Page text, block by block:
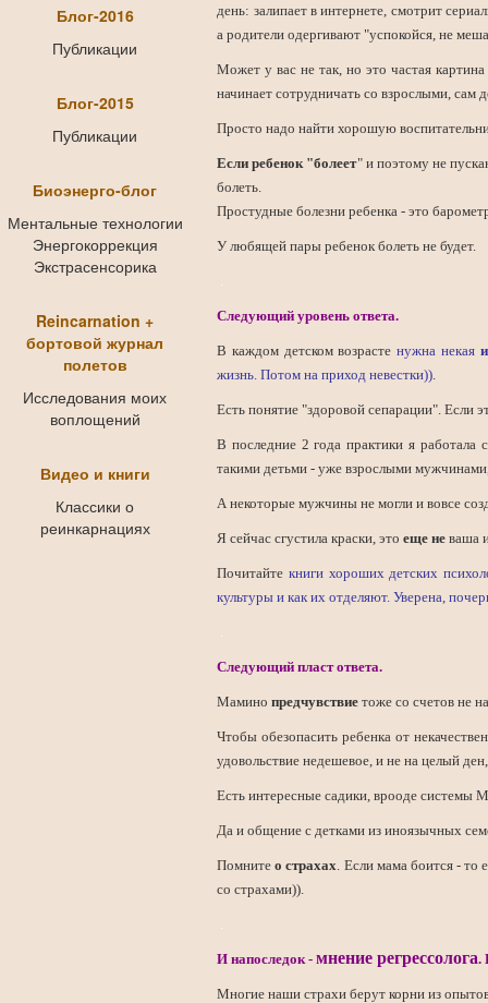
Блог-2016
Публикации
Блог-2015
Публикации
Биоэнерго-блог
Ментальные технологии
Энергокоррекция
Экстрасенсорика
Reincarnation +
бортовой журнал
полетов
Исследования моих
воплощений
Видео и книги
Классики о
реинкарнациях
день: залипает в интернете, смотрит
а родители одергивают "успокойся, не
Может у вас не так, но это частая
начинает сотрудничать со взрослыми, сам
Просто надо найти хорошую
Если ребенок "болеет" и поэтому не
болеть.
Простудные болезни ребенка - это
У любящей пары ребенок болеть не будет.
Следующий уровень ответа.
В каждом детском возрастенужна некая
жизнь. Потом на приход невестки))
Есть понятие "здоровой сепарации". Если
В последние 2 года практики я работала
такими детьми - уже взрослыми
А некоторые мужчины не могли и вовсе
Я сейчас сгустила краски, этоеще не ваша
Почитайте книги хороших детских
культуры и как их отделяют. Уверена,
Следующий пласт ответа.
Маминопредчувствие тоже со счетов не
Чтобы обезопасить ребенка от
удовольствие недешевое, и не на целый
Есть интересные садики, врооде системы
Да и общение с детками из иноязычных
Помнитео страхах . Если мама боится -
со страхами)).
И напоследок -мнение регрессолога.
Многие наши страхи берут корни из